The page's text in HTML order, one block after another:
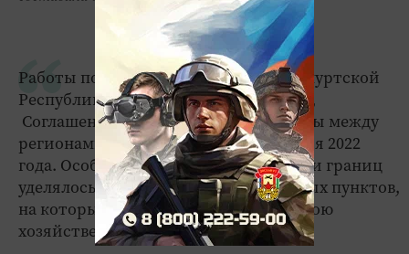
Работы по определению границ с Удмуртской
Республикой были начаты в 2022 году,
Соглашение об установлении границы между
регионами было подписано 19 декабря 2022
года. Особое внимание при уточнении границ
уделялось участкам вблизи населенных пунктов,
на которых местные жители ведут свою
хозяйственную деятельность.